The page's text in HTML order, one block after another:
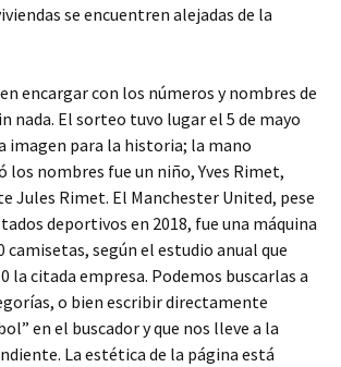
se encuentren alejadas de la
encargar con los números y nombres de
nada. El sorteo tuvo lugar el 5 de mayo
imagen para la historia; la mano
los nombres fue un niño, Yves Rimet,
Jules Rimet. El Manchester United, pese
deportivos en 2018, fue una máquina
camisetas, según el estudio anual que
la citada empresa. Podemos buscarlas a
o bien escribir directamente
en el buscador y que nos lleve a la
La estética de la página está